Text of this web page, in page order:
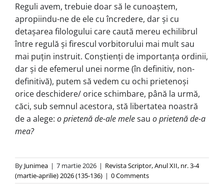
Reguli avem, trebuie doar să le cunoaștem,
apropiindu-ne de ele cu încredere, dar și cu
detașarea filologului care caută mereu echilibrul
între regulă și firescul vorbitorului mai mult sau
mai puțin instruit. Conștienți de importanța ordinii,
dar și de efemerul unei norme (în definitiv, non-
definitivă), putem să vedem cu ochi prietenoși
orice deschidere/ orice schimbare, până la urmă,
căci, sub semnul acestora, stă libertatea noastră
de a alege: o prietenă de-ale melesau o prietenă de-a
mea?
By Junimea | 7 martie 2026 | Revista Scriptor, Anul XII, nr. 3-4
(martie-aprilie) 2026 (135-136) | 0 Comments